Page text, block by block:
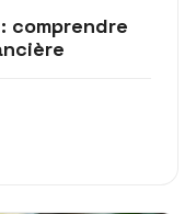
comprendre